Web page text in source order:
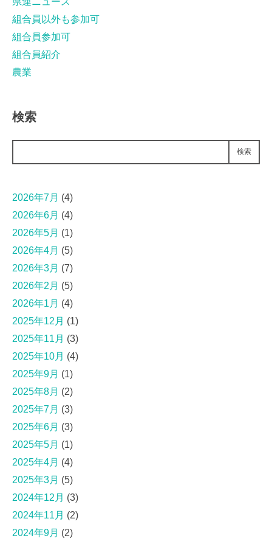
組合員以外も参加可
組合員参加可
組合員紹介
農業
検索
検索
2026年7月 (4)
2026年6月 (4)
2026年5月 (1)
2026年4月 (5)
2026年3月 (7)
2026年2月 (5)
2026年1月 (4)
2025年12月 (1)
2025年11月 (3)
2025年10月 (4)
2025年9月 (1)
2025年8月 (2)
2025年7月 (3)
2025年6月 (3)
2025年5月 (1)
2025年4月 (4)
2025年3月 (5)
2024年12月 (3)
2024年11月 (2)
2024年9月 (2)